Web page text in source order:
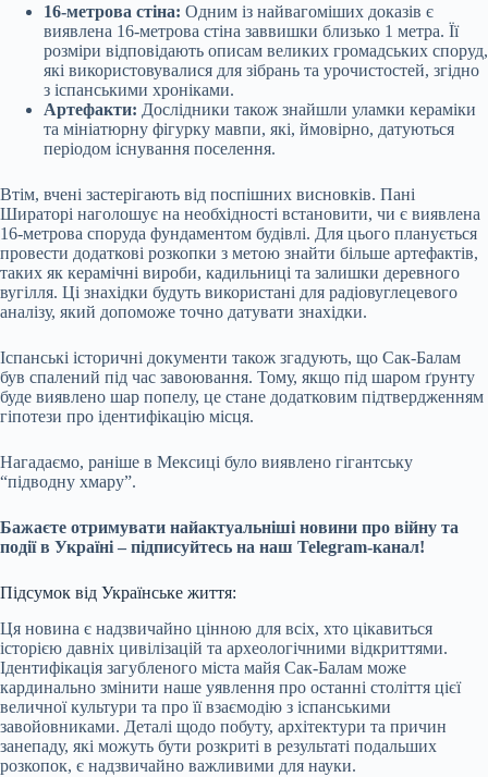
16-метрова стіна: Одним із найвагоміших доказів є
виявлена 16-метрова стіна заввишки близько 1 метра. Її
розміри відповідають описам великих громадських споруд,
які використовувалися для зібрань та урочистостей, згідно
з іспанськими хроніками.
Артефакти: Дослідники також знайшли уламки кераміки
та мініатюрну фігурку мавпи, які, ймовірно, датуються
періодом існування поселення.
Втім, вчені застерігають від поспішних висновків. Пані
Шираторі наголошує на необхідності встановити, чи є виявлена
16-метрова споруда фундаментом будівлі. Для цього планується
провести додаткові розкопки з метою знайти більше артефактів,
таких як керамічні вироби, кадильниці та залишки деревного
вугілля. Ці знахідки будуть використані для радіовуглецевого
аналізу, який допоможе точно датувати знахідки.
Іспанські історичні документи також згадують, що Сак-Балам
був спалений під час завоювання. Тому, якщо під шаром ґрунту
буде виявлено шар попелу, це стане додатковим підтвердженням
гіпотези про ідентифікацію місця.
Нагадаємо, раніше в Мексиці було виявлено гігантську
“підводну хмару”.
Бажаєте отримувати найактуальніші новини про війну та
події в Україні – підписуйтесь на наш Telegram-канал!
Підсумок від Українське життя:
Ця новина є надзвичайно цінною для всіх, хто цікавиться
історією давніх цивілізацій та археологічними відкриттями.
Ідентифікація загубленого міста майя Сак-Балам може
кардинально змінити наше уявлення про останні століття цієї
величної культури та про її взаємодію з іспанськими
завойовниками. Деталі щодо побуту, архітектури та причин
занепаду, які можуть бути розкриті в результаті подальших
розкопок, є надзвичайно важливими для науки.